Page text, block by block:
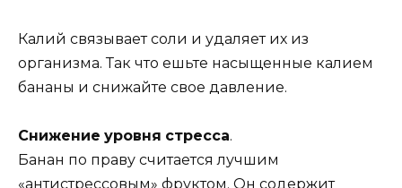
Калий связывает соли и удаляет их из
организма. Так что ешьте насыщенные калием
бананы и снижайте свое давление.
Снижение уровня стресса.
Банан по праву считается лучшим
«антистрессовым» фруктом. Он содержит